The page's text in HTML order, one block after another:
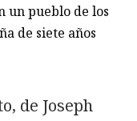
pueblo de los
de siete años
de Joseph